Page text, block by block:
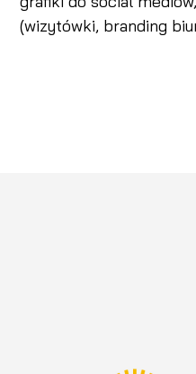
(wizytówki, branding